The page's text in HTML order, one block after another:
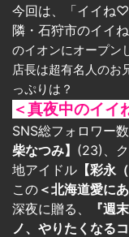
今回は、「イイね
隣・石狩市のイイ
のイオンにオープン
店長は超有名人のお
っぷりは？
＜真夜中のイイ
SNS総フォロワー
柴なつみ】 (23)、
地アイドル 【彩永
この ＜北海道愛に
深夜に贈る、
『週
ノ、やりたくなるコ